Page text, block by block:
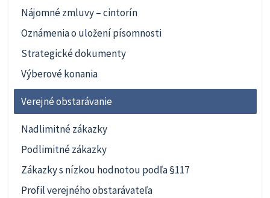
Nájomné zmluvy – cintorín
Oznámenia o uložení písomnosti
Strategické dokumenty
Výberové konania
Verejné obstarávanie
Nadlimitné zákazky
Podlimitné zákazky
Zákazky s nízkou hodnotou podľa §117
Profil verejného obstarávateľa